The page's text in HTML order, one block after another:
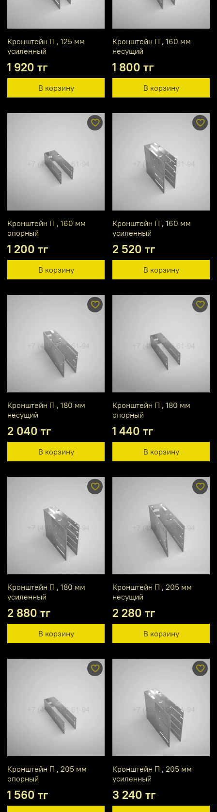
Кронштейн П , 125 мм
усиленный
1 920 тг
В корзину
Кронштейн П , 160 мм
несущий
1 800 тг
В корзину
Кронштейн П , 160 мм
опорный
1 200 тг
В корзину
Кронштейн П , 160 мм
усиленный
2 520 тг
В корзину
Кронштейн П , 180 мм
несущий
2 040 тг
В корзину
Кронштейн П , 180 мм
опорный
1 440 тг
В корзину
Кронштейн П , 180 мм
усиленный
2 880 тг
В корзину
Кронштейн П , 205 мм
несущий
2 280 тг
В корзину
Кронштейн П , 205 мм
опорный
1 560 тг
Кронштейн П , 205 мм
усиленный
3 240 тг